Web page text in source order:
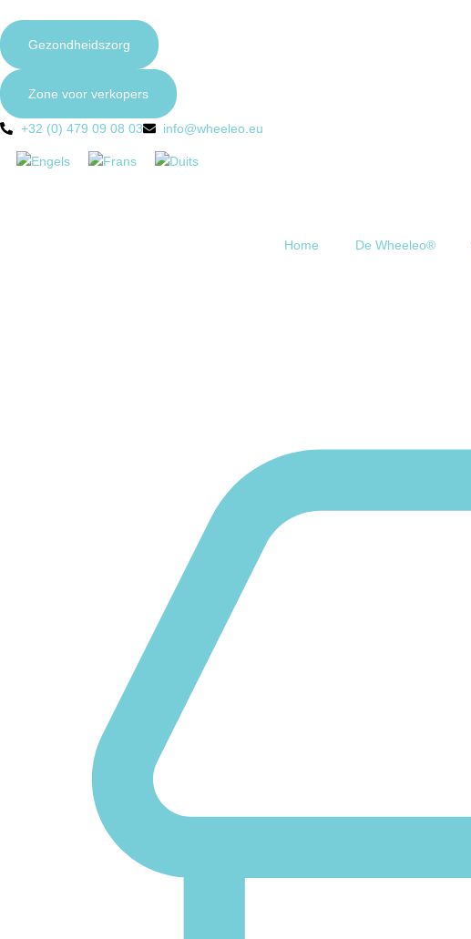
Gezondheidszorg
Zone voor verkopers
+32 (0) 479 09 08 03 info@wheeleo.eu
Home De Wheeleo®